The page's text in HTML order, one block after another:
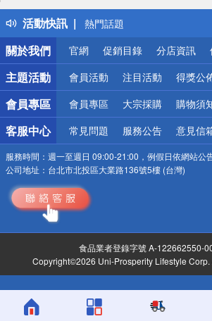
活動快訊
得獎公告
熱門話題
銀行優惠
偏遠地區配送
詐騙網頁！請小心！
關於我們
官網 促銷目錄 分店資訊
主題活動 會員活動 注目活動 得獎公
會員專區 會員專區 大宗採購 購物須
客服中心 常見問題 服務公告 意見信
服務時間： 週一至週日 09:00-21:00，例假日依網站公
公司地址： 台北市北投區大業路136號5樓 (台灣)
食品業者登錄字號 A-122662550-
Copyright©2026 Uni-Prosperity Lifestyle